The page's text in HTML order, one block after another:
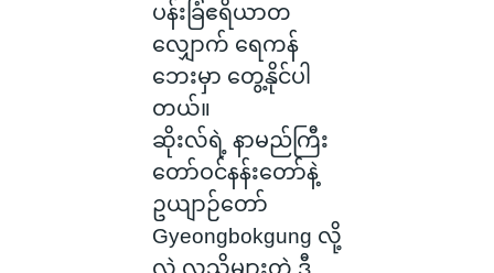
ပန်းခြံဧရိယာတ
လျှောက် ရေကန်
ဘေးမှာ တွေ့နိုင်ပါ
တယ်။
ဆိုးလ်ရဲ့ နာမည်ကြီး
တော်ဝင်နန်းတော်နဲ့
ဥယျာဉ်တော်
Gyeongbokgung လို့